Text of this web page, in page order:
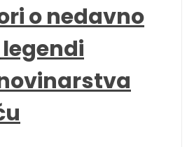
o nedavno